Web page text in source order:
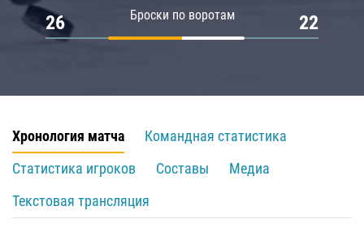
Броски по воротам
26 22
Хронология матча
Командная статистика
Статистика игроков
Составы
Медиа
Текстовая трансляция